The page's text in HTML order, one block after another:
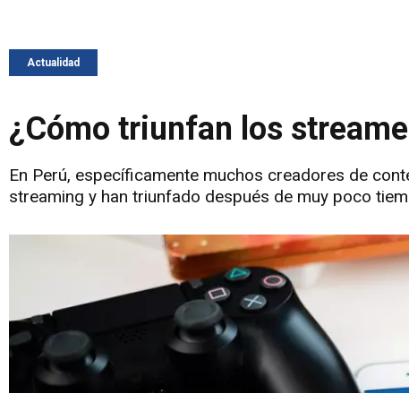
Actualidad
¿Cómo triunfan los
En Perú, específicamente muchos creadores de
streaming y han triunfado después de muy poco